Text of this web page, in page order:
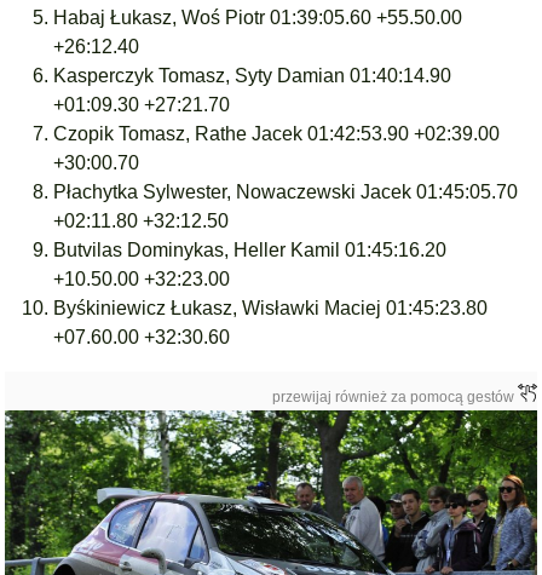
Habaj Łukasz, Woś Piotr 01:39:05.60 +55.50.00
+26:12.40
Kasperczyk Tomasz, Syty Damian 01:40:14.90
+01:09.30 +27:21.70
Czopik Tomasz, Rathe Jacek 01:42:53.90 +02:39.00
+30:00.70
Płachytka Sylwester, Nowaczewski Jacek 01:45:05.70
+02:11.80 +32:12.50
Butvilas Dominykas, Heller Kamil 01:45:16.20
+10.50.00 +32:23.00
Byśkiniewicz Łukasz, Wisławki Maciej 01:45:23.80
+07.60.00 +32:30.60
przewijaj również za pomocą gestów